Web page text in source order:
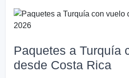
Paquetes a Turquía
desde Costa Rica